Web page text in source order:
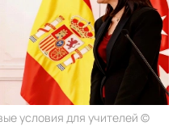
условия для учителей ©